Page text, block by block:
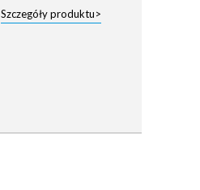
Szczegóły produktu>